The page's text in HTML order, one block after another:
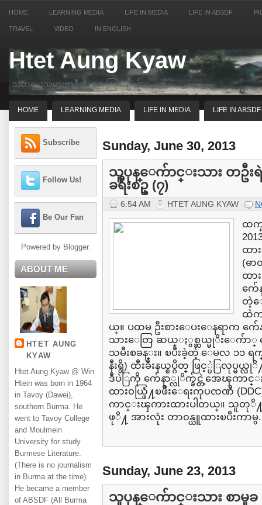
HOME LEARNING MEDIA LIFE IN MEDIA LIFE IN ABSDF
TRAVEL VIDEO IN ENGLISH
Htet Aung Kyaw
သတင္းသမားတဦးရဲ့ အေတြးအျမင္မ်ား
HOME LEARNING MEDIA LIFE IN MEDIA LIFE IN ABSDF
Subscribe
Follow Us!
Be Our Fan
Powered by Blogger.
ABOUT ME
HTET AUNG
KYAW
Htet Aung Kyaw @ Win
Htein was born in 1964
in Tavoy (Dawei),
southern Burma. He
went to Tavoy College
and Moulmein
University for study
Burmese Literature.
(There is no journalism
in Burma at the time).
He became a member
of ABSDF (All Burma
Sunday, June 30, 2013
သူပုန္ေက်ာင္းသား တဦ
ခရီးစဥ္ (၇)
6:54 AM HTET AUNG KYAW
ထက္
ထာ
(ဓ
ထာ
က်ေ
တဲ့ေ
ထဲက
ယ္။ ပထမ ဦးစားေပးေနရာက က်
သားေတြ ဆယ္ႏွစ္ဆယ္မုိးေက်ာ္
သမီးစခန္း။ ၿပီးခဲ့တဲ့ ေမလ ၁၁
နီးရွိ) ထီးခီးနယ္စပ္ဂိတ္ ဖြင့္ပဲြလု
ဒီပဲြကို က်ေနာ္လုိက္ခ်င္တဲ့အေၾကာင္
ထား၀ယ္ဖြံ႔ၿဖိဳးေရးကုပၸဏီ
ကာင္းၾကားထားပါတယ္။ သူတုိ႔
ဖုိ႔ အားလုံး တာ၀န္ယူထားၿပီးကာမွ
Sunday, June 23, 2013
သူပုန္ေက်ာင္းသား စာမူ